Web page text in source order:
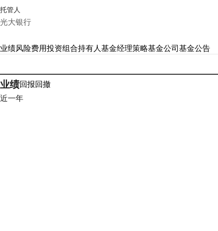
托管人
光大银行
业绩风险费用投资组合持有人基金经理策略基金公司基金公告
业绩回报回撤
近一年